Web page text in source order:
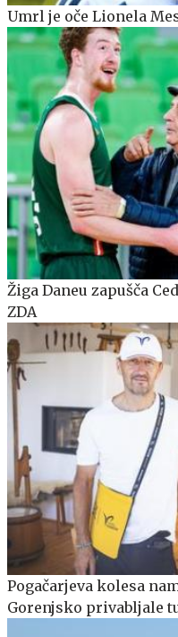
Umrl je oče Lionela
Žiga Daneu zapušča
ZDA
Pogačarjeva kolesa
Gorenjsko privabljale